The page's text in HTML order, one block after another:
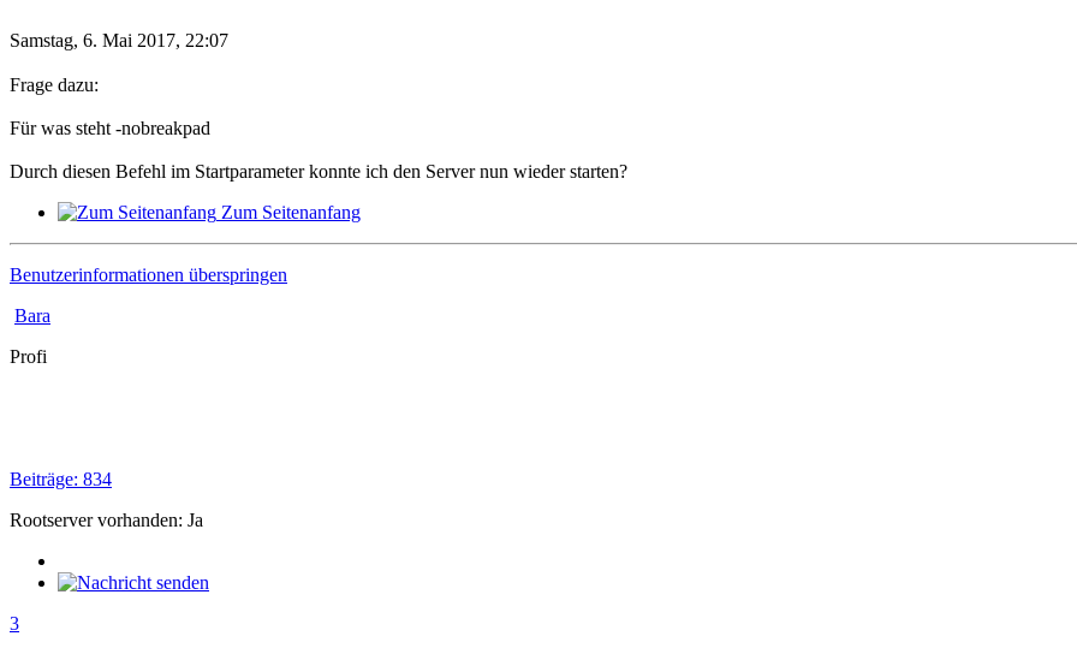
Samstag, 6. Mai 2017, 22:07
Frage dazu:
Für was steht -nobreakpad
Durch diesen Befehl im Startparameter konnte ich den Server nun wieder starten?
Zum Seitenanfang
Benutzerinformationen überspringen
Bara
Profi
Beiträge: 834
Rootserver vorhanden: Ja
3